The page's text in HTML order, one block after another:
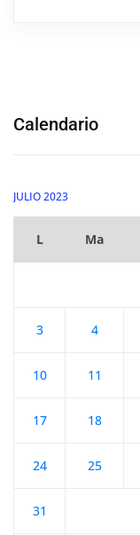
Calendario
JULIO 2023
L Ma
3 4
10 11
17 18
24 25
31